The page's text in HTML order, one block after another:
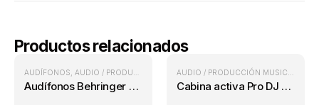
Productos relacionados
AUDÍFONOS AUDIO / PRODUCCIÓN MUSICAL
Audífonos Behringer BDJ1000 Cabina activa Pro DJ PB12E-MP3